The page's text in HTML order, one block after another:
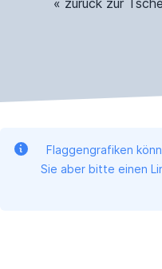
Flaggengrafiken
Sie aber bitte einen